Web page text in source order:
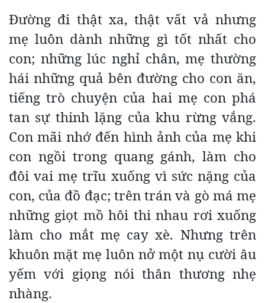
Đường đi thật xa, thật vất vả nhưng
mẹ luôn dành những gì tốt nhất cho
con; những lúc nghỉ chân, mẹ thường
hái những quả bên đường cho con ăn,
tiếng trò chuyện của hai mẹ con phá
tan sự thinh lặng của khu rừng vắng.
Con mãi nhớ đến hình ảnh của mẹ khi
con ngồi trong quang gánh, làm cho
đôi vai mẹ trĩu xuống vì sức nặng của
con, của đồ đạc; trên trán và gò má mẹ
những giọt mồ hôi thi nhau rơi xuống
làm cho mắt mẹ cay xè. Nhưng trên
khuôn mặt mẹ luôn nở một nụ cười âu
yếm với giọng nói thân thương nhẹ
nhàng.